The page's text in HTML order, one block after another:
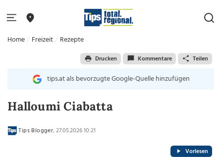
Home Freizeit Rezepte
Drucken Kommentare Teilen
tips.at als bevorzugte Google-Quelle hinzufügen
Halloumi Ciabatta
Tips Blogger, 27.05.2026 10:21
Vorlesen